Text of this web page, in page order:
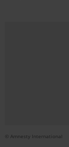
© Amnesty International